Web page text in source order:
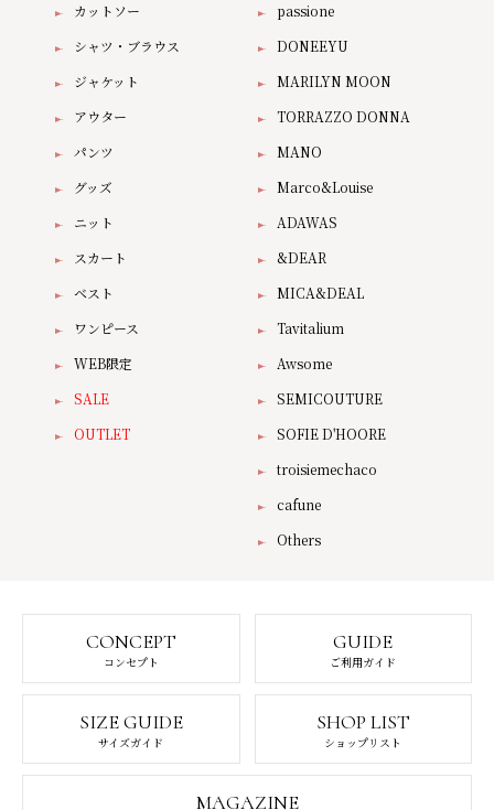
カットソー
シャツ・ブラウス
ジャケット
アウター
パンツ
グッズ
ニット
スカート
ベスト
ワンピース
WEB限定
SALE
OUTLET
passione
DONEEYU
MARILYN MOON
TORRAZZO DONNA
MANO
Marco&Louise
ADAWAS
&DEAR
MICA&DEAL
Tavitalium
Awsome
SEMICOUTURE
SOFIE D'HOORE
troisiemechaco
cafune
Others
CONCEPT
コンセプト
GUIDE
ご利用ガイド
SIZE GUIDE
サイズガイド
SHOP LIST
ショップリスト
MAGAZINE